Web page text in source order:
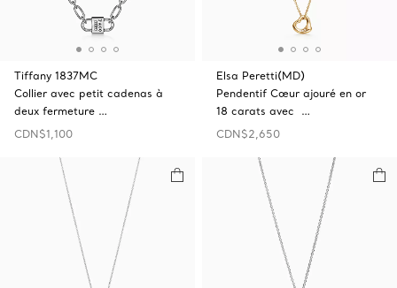
Tiffany 1837MC
Collier avec petit cadenas à
deux fermeture …
CDN$1,100
Elsa Peretti(MD)
Pendentif Cœur ajouré en or
18 carats avec …
CDN$2,650